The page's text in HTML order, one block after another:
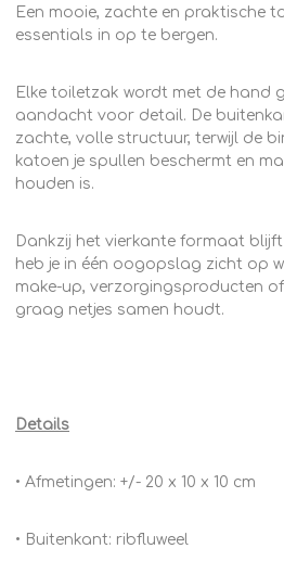
Een mooie, zachte en praktische
essentials in op te bergen.
Elke toiletzak wordt met de hand
aandacht voor detail. De
zachte, volle structuur, terwijl de
katoen je spullen beschermt en
houden is.
Dankzij het vierkante formaat
heb je in één oogopslag zicht op
make-up, verzorgingsproducten
graag netjes samen houdt.
Details
• Afmetingen: +/- 20 x 10 x 10 cm
• Buitenkant: ribfluweel